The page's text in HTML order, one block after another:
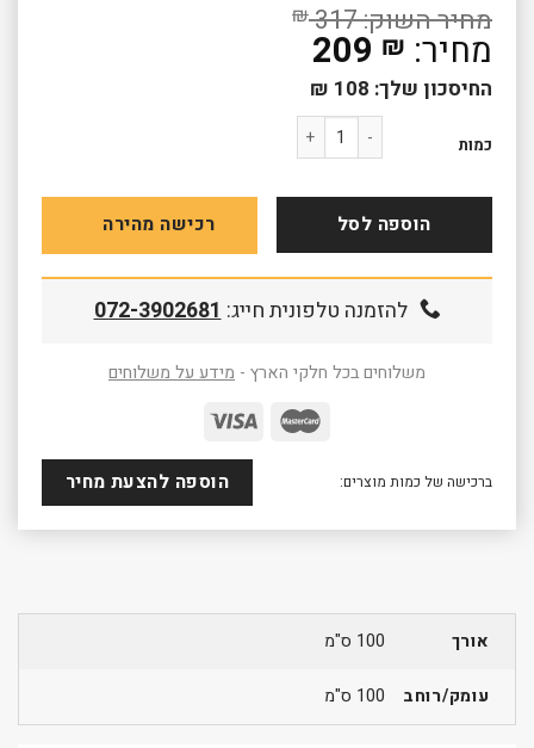
317
₪
209 ₪
החיסכון שלך: ₪
כמות
כמות של קליעה למטרה - 9 ריבועים 7013
הוספה לסל רכישה מהירה
להזמנה טלפונית חייג:072-3902681
משלוחים בכל חלקי הארץ - מידע על משלוחים
ברכישה של כמות מוצרים: הוספה להצעת מחיר
אורך 100 ס"מ
עומק/רוחב 100 ס"מ